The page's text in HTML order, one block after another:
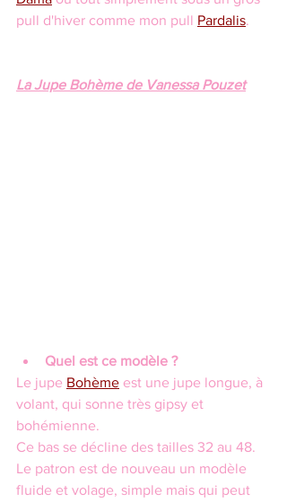
pull d'hiver comme mon pull Pardalis.
La Jupe Bohème de Vanessa Pouzet
Quel est ce modèle ?
Le jupe Bohème est une jupe longue, à
volant, qui sonne très gipsy et
bohémienne.
Ce bas se décline des tailles 32 au 48.
Le patron est de nouveau un modèle
fluide et volage, simple mais qui peut